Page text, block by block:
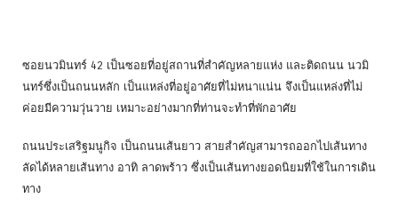
ซอยนวมินทร์ 42 เป็นซอยที่อยู่สถานที่สำคัญหลายแห่ง และติดถนน นวมิ
นทร์ซึ่งเป็นถนนหลัก เป็นแหล่งที่อยู่อาศัยที่ไม่หนาแน่น จึงเป็นแหล่งที่ไม่
ค่อยมีความวุ่นวาย เหมาะอย่างมากที่ท่านจะทำที่พักอาศัย
ถนนประเสริฐมนูกิจ เป็นถนนเส้นยาว สายสำคัญสามารถออกไปเส้นทาง
ลัดได้หลายเส้นทาง อาทิ ลาดพร้าว ซึ่งเป็นเส้นทางยอดนิยมที่ใช้ในการเดิน
ทาง